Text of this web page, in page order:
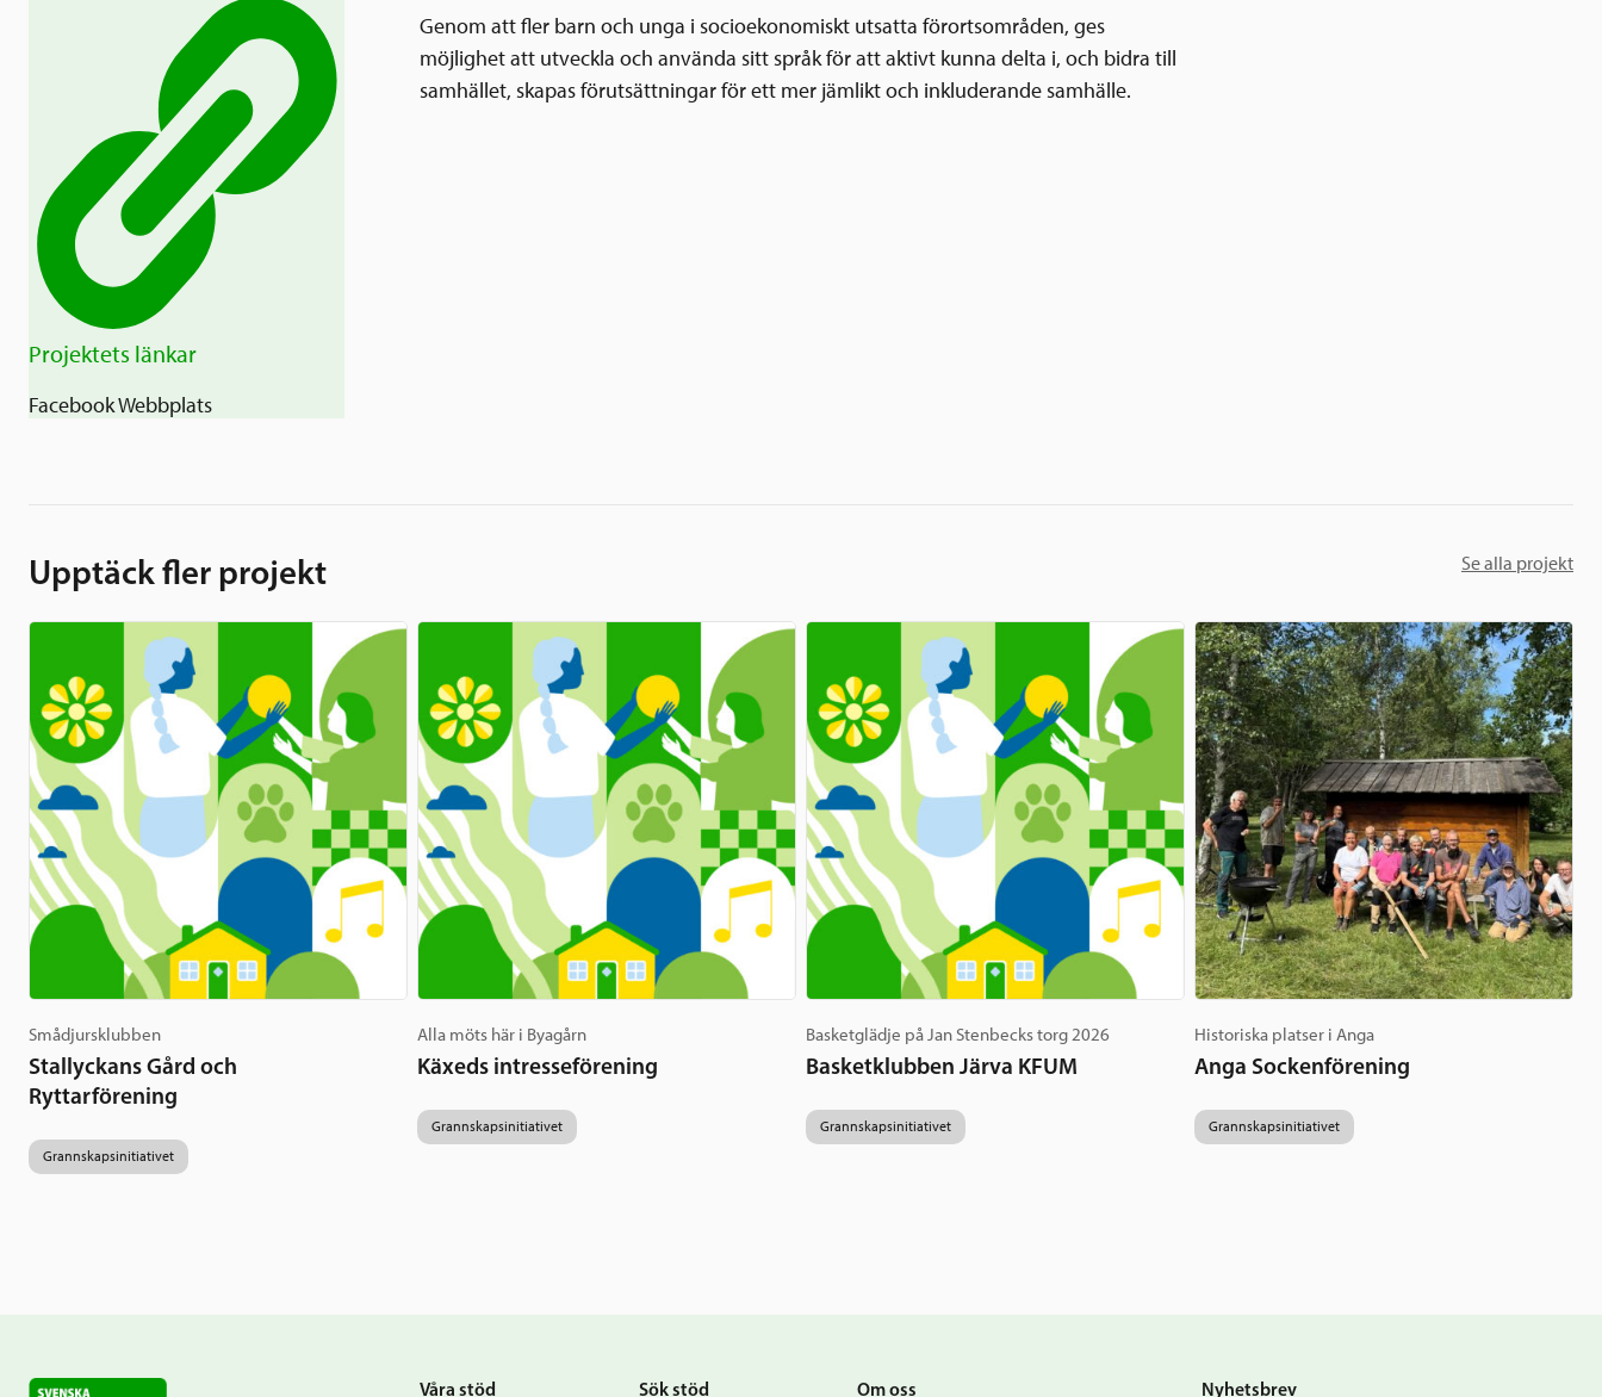
Projektets länkar
FacebookWebbplats
Genom att fler barn och unga i socioekonomiskt utsatta förortsområden, ges
möjlighet att utveckla och använda sitt språk för att aktivt kunna delta i, och bidra till
samhället, skapas förutsättningar för ett mer jämlikt och inkluderande samhälle.
Upptäck fler projekt Se alla projekt
Smådjursklubben
Stallyckans Gård och
Ryttarförening
Grannskapsinitiativet
Alla möts här i Byagårn
Käxeds intresseförening
Grannskapsinitiativet
Basketglädje på Jan Stenbecks torg 2026
Basketklubben Järva KFUM
Grannskapsinitiativet
Historiska platser i Anga
Anga Sockenförening
Grannskapsinitiativet
Våra stöd Sök stöd Om oss Nyhetsbrev